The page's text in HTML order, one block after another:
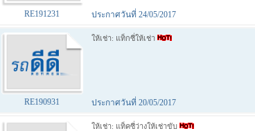
RE191231 ประกาศวันที่ 24/05/2017
ให้เช่า: แท็กซี่ให้เช่า
RE190931 ประกาศวันที่ 20/05/2017
ให้เช่า: แท็คซี่ว่างให้เช่าขับ